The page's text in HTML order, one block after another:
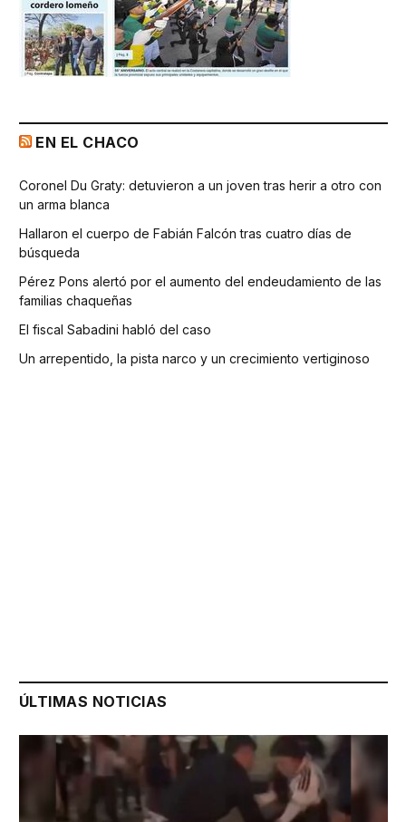
EN EL CHACO
Coronel Du Graty: detuvieron a un joven tras herir a otro con
un arma blanca
Hallaron el cuerpo de Fabián Falcón tras cuatro días de
búsqueda
Pérez Pons alertó por el aumento del endeudamiento de las
familias chaqueñas
El fiscal Sabadini habló del caso
Un arrepentido, la pista narco y un crecimiento vertiginoso
ÚLTIMAS NOTICIAS